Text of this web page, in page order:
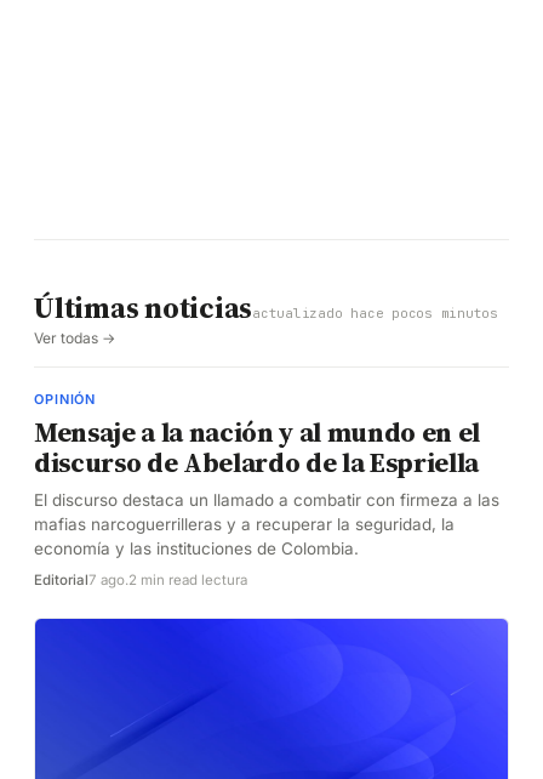
Últimas noticiasactualizado hace pocos minutos
Ver todas →
OPINIÓN
Mensaje a la nación y al mundo en el
discurso de Abelardo de la Espriella
El discurso destaca un llamado a combatir con firmeza a las
mafias narcoguerrilleras y a recuperar la seguridad, la
economía y las instituciones de Colombia.
Editorial7 ago.2 min read lectura